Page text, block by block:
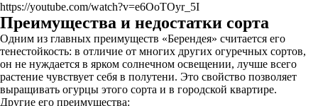
https://youtube.com/watch?v=e6OoTOyr_5I
Преимущества и недостатки сорта
Одним из главных преимуществ «Берендея» считается его
тенестойкость: в отличие от многих других огуречных сортов,
он не нуждается в ярком солнечном освещении, лучше всего
растение чувствует себя в полутени. Это свойство позволяет
выращивать огурцы этого сорта и в городской квартире.
Другие его преимущества: